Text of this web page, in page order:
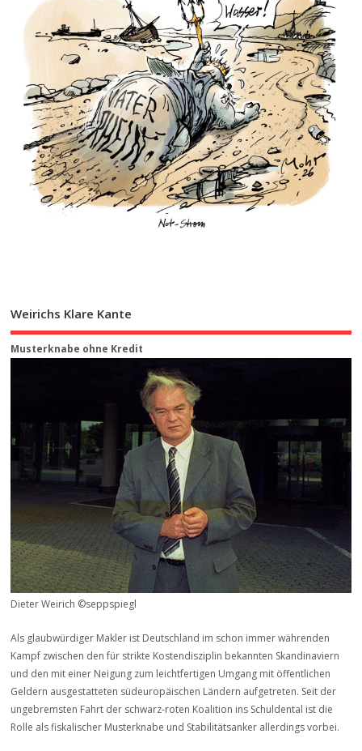
Weirichs Klare Kante
Musterknabe ohne Kredit
Dieter Weirich ©seppspiegl
Als glaubwürdiger Makler ist Deutschland im schon immer währenden
Kampf zwischen den für strikte Kostendisziplin bekannten Skandinaviern
und den mit einer Neigung zum leichtfertigen Umgang mit öffentlichen
Geldern ausgestatteten südeuropäischen Ländern aufgetreten. Seit der
ungebremsten Fahrt der schwarz-roten Koalition ins Schuldental ist die
Rolle als fiskalischer Musterknabe und Stabilitätsanker allerdings vorbei.